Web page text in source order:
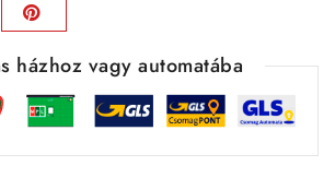
házhoz vagy automatába